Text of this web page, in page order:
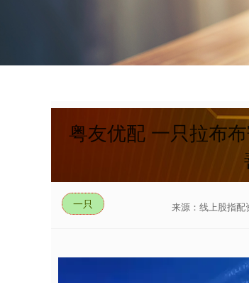
粤友优配 一只拉布
一只 来源：线上股指配